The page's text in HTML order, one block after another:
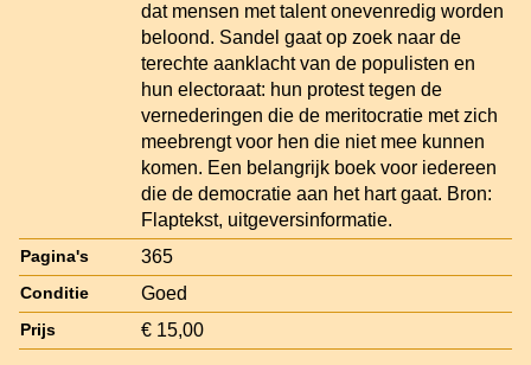
dat mensen met talent onevenredig worden
beloond. Sandel gaat op zoek naar de
terechte aanklacht van de populisten en
hun electoraat: hun protest tegen de
vernederingen die de meritocratie met zich
meebrengt voor hen die niet mee kunnen
komen. Een belangrijk boek voor iedereen
die de democratie aan het hart gaat. Bron:
Flaptekst, uitgeversinformatie.
Pagina's 365
Conditie Goed
Prijs € 15,00